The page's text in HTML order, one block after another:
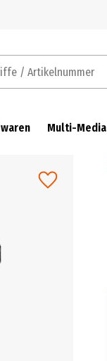
/ Artikelnummer
Multi-Media